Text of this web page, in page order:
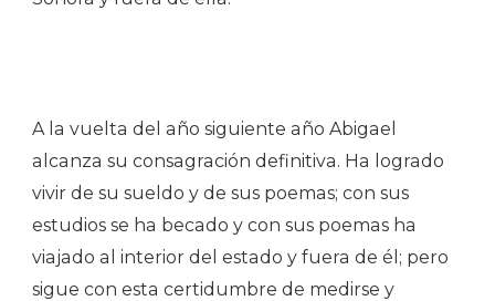
A la vuelta del año siguiente año Abigael
alcanza su consagración definitiva. Ha logrado
vivir de su sueldo y de sus poemas; con sus
estudios se ha becado y con sus poemas ha
viajado al interior del estado y fuera de él; pero
sigue con esta certidumbre de medirse y